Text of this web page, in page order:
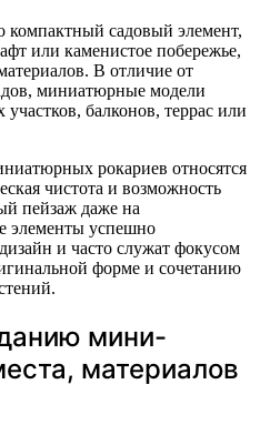
садовый элемент,
или каменистое побережье,
В отличие от
миниатюрные модели
балконов, террас или
рокариев относятся
чистота и возможность
пейзаж даже на
элементы успешно
и часто служат фокусом
форме и сочетанию
мини-
материалов